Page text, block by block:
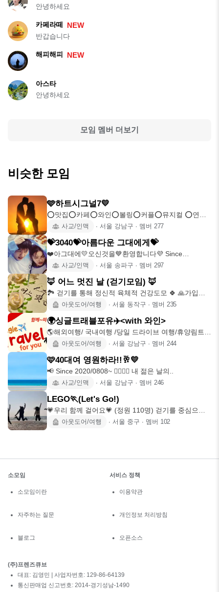
안녕하세요
카페라떼 NEW
반갑습니다
해피해피 NEW
아스타
안녕하세요
모임 멤버 더보기
비슷한 모임
🩵하트시그널7💛
⭕️맛집⭕️카페⭕️와인⭕️볼링⭕️커플⭕️뮤지컬 ⭕️연극
⭕️캠핑⭕️여행⭕️
사교/인맥 ∙ 서울 강남구 ∙ 멤버 277
💝3040💝아름다운 그대에게💝
❤️아그대에💛오신것을💙환영합니다💜 Since
2020.02.29 ♀
사교/인맥 ∙ 서울 송파구 ∙ 멤버 297
🦊 어느 멋진 날 (걷기모임) 🦊
🏞 걷기를 통해 정신적 육체적 건강도모 🍀 🙏가입조
건🙏 ■ 70년~
아웃도어/여행 ∙ 서울 동작구 ∙ 멤버 235
🌍싱글트래블포유✈️<with 와인>
🌎해외여행/ 국내여행 /당일 드라이브 여행/휴양림트래
킹 /🍷와인 / 맛집
아웃도어/여행 ∙ 서울 강남구 ∙ 멤버 244
🩷40대여 영원하라!!🥂💛
📢 Since 2020/0808~ 👩‍❤️‍💋‍👨 내 젊은 날의..
사교/인맥 ∙ 서울 강남구 ∙ 멤버 246
LEGO🏃(Let's Go!)
💗우리 함께 걸어요💗 (정원 110명) 걷기를 중심으로
소중한 추억을 만
아웃도어/여행 ∙ 서울 중구 ∙ 멤버 102
소모임
소모임이란
자주하는 질문
블로그
서비스 정책
이용약관
개인정보 처리방침
오픈소스
(주)프렌즈큐브
대표: 김영민 | 사업자번호: 129-86-64139
통신판매업 신고번호: 2014-경기성남-1490